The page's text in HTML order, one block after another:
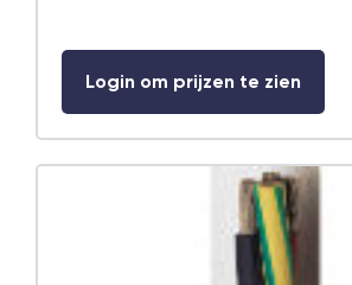
Login om prijzen te zien